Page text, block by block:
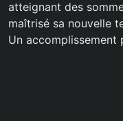
atteignant des
maîtrisé sa nouvelle
Un accomplissement